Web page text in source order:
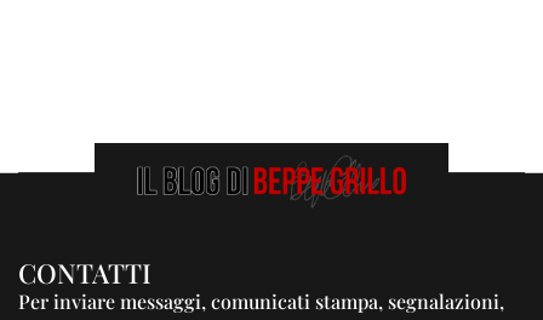
CONTATTI
Per inviare messaggi, comunicati stampa, segnalazioni,